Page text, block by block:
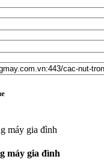
máy gia đình